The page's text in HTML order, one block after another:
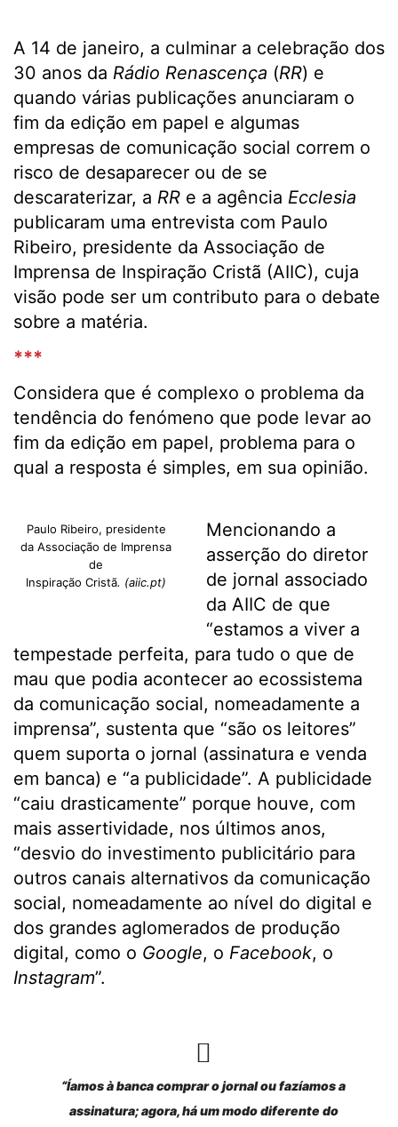
A 14 de janeiro, a culminar a celebração dos
30 anos da Rádio Renascença (RR) e
quando várias publicações anunciaram o
fim da edição em papel e algumas
empresas de comunicação social correm o
risco de desaparecer ou de se
descaraterizar, a RR e a agência Ecclesia
publicaram uma entrevista com Paulo
Ribeiro, presidente da Associação de
Imprensa de Inspiração Cristã (AIIC), cuja
visão pode ser um contributo para o debate
sobre a matéria.
***
Considera que é complexo o problema da
tendência do fenómeno que pode levar ao
fim da edição em papel, problema para o
qual a resposta é simples, em sua opinião.
Paulo Ribeiro, presidente
da Associação de Imprensa
de
Inspiração Cristã. (aiic.pt)
Mencionando a
asserção do diretor
de jornal associado
da AIIC de que
“estamos a viver a
tempestade perfeita, para tudo o que de
mau que podia acontecer ao ecossistema
da comunicação social, nomeadamente a
imprensa”, sustenta que “são os leitores”
quem suporta o jornal (assinatura e venda
em banca) e “a publicidade”. A publicidade
“caiu drasticamente” porque houve, com
mais assertividade, nos últimos anos,
“desvio do investimento publicitário para
outros canais alternativos da comunicação
social, nomeadamente ao nível do digital e
dos grandes aglomerados de produção
digital, como o Google, o Facebook, o
Instagram”.
“Íamos à banca comprar o jornal ou fazíamos a
assinatura; agora, há um modo diferente do